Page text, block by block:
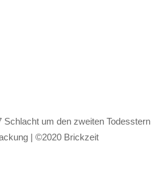
Schlacht um den zweiten Todesstern
| ©2020 Brickzeit